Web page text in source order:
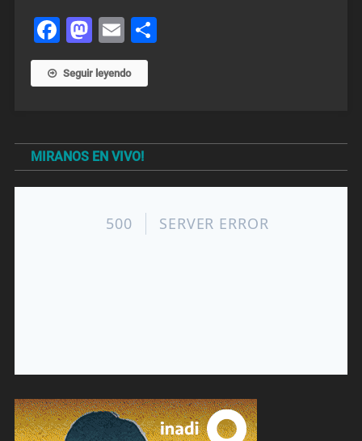
Facebook
Mastodon
Email
Seguir leyendo
MIRANOS EN VIVO!